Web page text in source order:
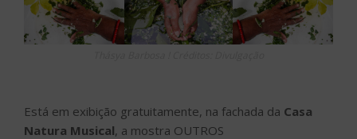
Está em exibição gratuitamente, na fachada da Casa
Natura Musical, a mostra OUTROS